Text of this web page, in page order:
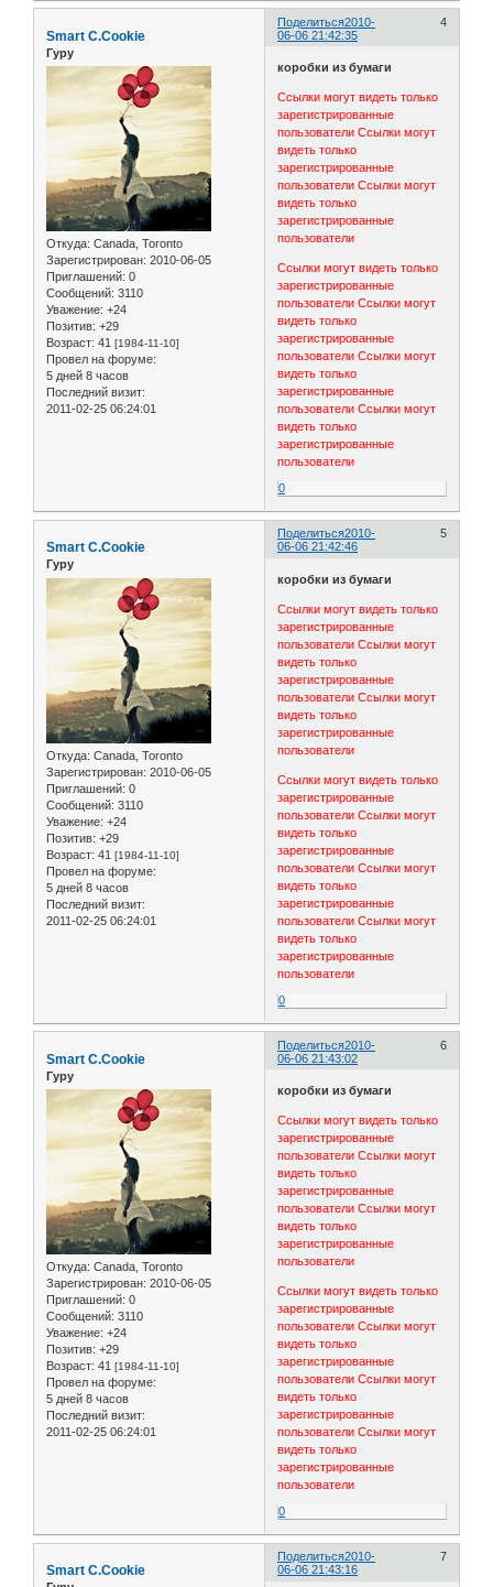
Поделиться 4
2010-
06-06 21:42:35
Smart C.Cookie
Гуру
Откуда: Canada, Toronto
Зарегистрирован: 2010-06-05
Приглашений: 0
Сообщений: 3110
Уважение: +24
Позитив: +29
Возраст: 41 [1984-11-10]
Провел на форуме:
5 дней 8 часов
Последний визит:
2011-02-25 06:24:01
коробки из бумаги
Ссылки могут видеть только
зарегистрированные
пользователи Ссылки могут
видеть только
зарегистрированные
пользователи Ссылки могут
видеть только
зарегистрированные
пользователи
Ссылки могут видеть только
зарегистрированные
пользователи Ссылки могут
видеть только
зарегистрированные
пользователи Ссылки могут
видеть только
зарегистрированные
пользователи Ссылки могут
видеть только
зарегистрированные
пользователи
0
Поделиться 5
2010-
06-06 21:42:46
Smart C.Cookie
Гуру
Откуда: Canada, Toronto
Зарегистрирован: 2010-06-05
Приглашений: 0
Сообщений: 3110
Уважение: +24
Позитив: +29
Возраст: 41 [1984-11-10]
Провел на форуме:
5 дней 8 часов
Последний визит:
2011-02-25 06:24:01
коробки из бумаги
Ссылки могут видеть только
зарегистрированные
пользователи Ссылки могут
видеть только
зарегистрированные
пользователи Ссылки могут
видеть только
зарегистрированные
пользователи
Ссылки могут видеть только
зарегистрированные
пользователи Ссылки могут
видеть только
зарегистрированные
пользователи Ссылки могут
видеть только
зарегистрированные
пользователи Ссылки могут
видеть только
зарегистрированные
пользователи
0
Поделиться 6
2010-
06-06 21:43:02
Smart C.Cookie
Гуру
Откуда: Canada, Toronto
Зарегистрирован: 2010-06-05
Приглашений: 0
Сообщений: 3110
Уважение: +24
Позитив: +29
Возраст: 41 [1984-11-10]
Провел на форуме:
5 дней 8 часов
Последний визит:
2011-02-25 06:24:01
коробки из бумаги
Ссылки могут видеть только
зарегистрированные
пользователи Ссылки могут
видеть только
зарегистрированные
пользователи Ссылки могут
видеть только
зарегистрированные
пользователи
Ссылки могут видеть только
зарегистрированные
пользователи Ссылки могут
видеть только
зарегистрированные
пользователи Ссылки могут
видеть только
зарегистрированные
пользователи Ссылки могут
видеть только
зарегистрированные
пользователи
0
Поделиться 7
2010-
06-06 21:43:16
Smart C.Cookie